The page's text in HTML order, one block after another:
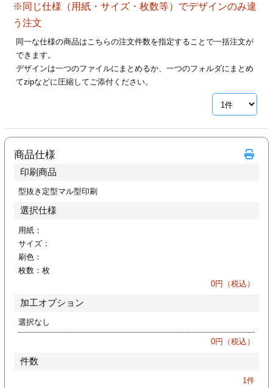
ァイル印刷
印刷
印刷
リーブ印刷
加工
刷
カード印刷
フォルダー
ァイル印刷
リーブ
※同じ仕様（用紙・サイズ・枚数等）でデザインのみ違
う注文
同一な仕様の商品はこちらの注文件数を指定することで一括注文が
できます。
デザインは一つのファイルにまとめるか、一つのフォルダにまとめ
てzipなどに圧縮してご添付ください。
商品仕様
印刷商品
型抜き定型マル型印刷
選択仕様
用紙：
サイズ：
刷色：
枚数： 枚
0円（税込）
加工オプション
選択なし
0円（税込）
件数
1件